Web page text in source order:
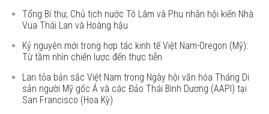
Tổng Bí thư, Chủ tịch nước Tô Lâm và Phu nhân hội kiến Nhà
Vua Thái Lan và Hoàng hậu
Kỷ nguyên mới trong hợp tác kinh tế Việt Nam-Oregon (Mỹ):
Từ tầm nhìn chiến lược đến thực tiễn
Lan tỏa bản sắc Việt Nam trong Ngày hội văn hóa Tháng Di
sản người Mỹ gốc Á và các Đảo Thái Bình Dương (AAPI) tại
San Francisco (Hoa Kỳ)